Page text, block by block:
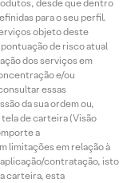
desde que dentro
para o seu perfil.
objeto deste
de risco atual
dos serviços em
e/ou
essas
da sua ordem ou,
de carteira (Visão
a
limitações em relação à
contratação, isto
carteira, esta